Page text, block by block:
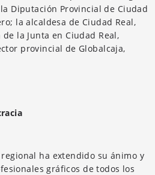
Diputación Provincial de Ciudad
la alcaldesa de Ciudad Real,
la Junta en Ciudad Real,
provincial de Globalcaja,
ha extendido su ánimo y
gráficos de todos los